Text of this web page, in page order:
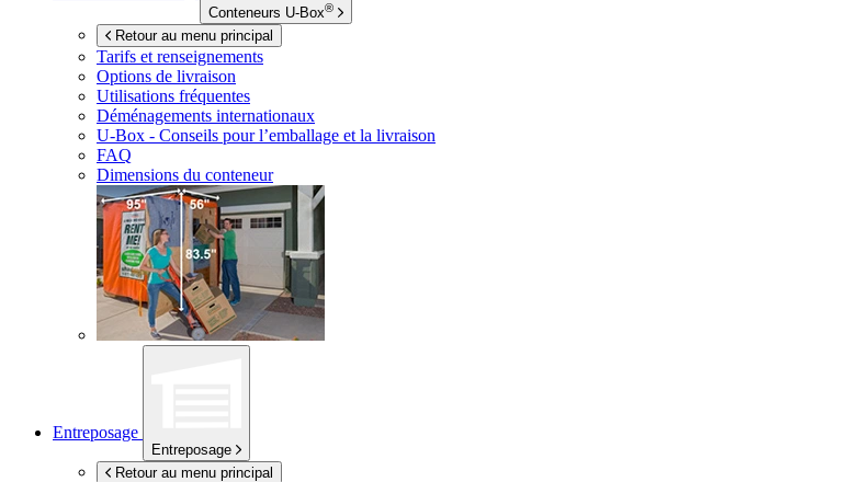
Conteneurs U-Box®
Retour au menu principal
Tarifs et renseignements
Options de livraison
Utilisations fréquentes
Déménagements internationaux
U-Box - Conseils pour l’emballage et la livraison
FAQ
Dimensions du conteneur
Entreposage
Entreposage
Retour au menu principal